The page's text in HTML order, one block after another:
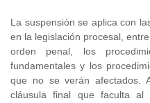
La suspensión se aplica con
en la legislación procesal,
orden penal, los
fundamentales y los
que no se verán afectados.
cláusula final que faculta